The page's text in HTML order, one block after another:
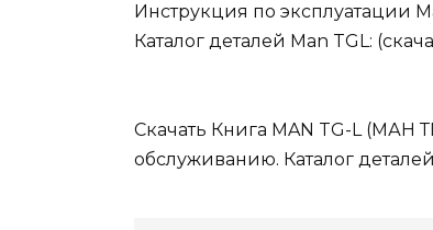
Инструкция по эксплуатации
Каталог деталей Man TGL:
Скачать Книга MAN TG-L (МАН
обслуживанию. Каталог